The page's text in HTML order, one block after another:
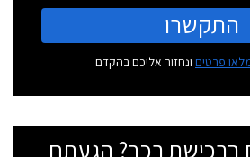
התקשרו
פרטים ונחזור אליכם בהקדם
ברכישת רכב? הגעתם